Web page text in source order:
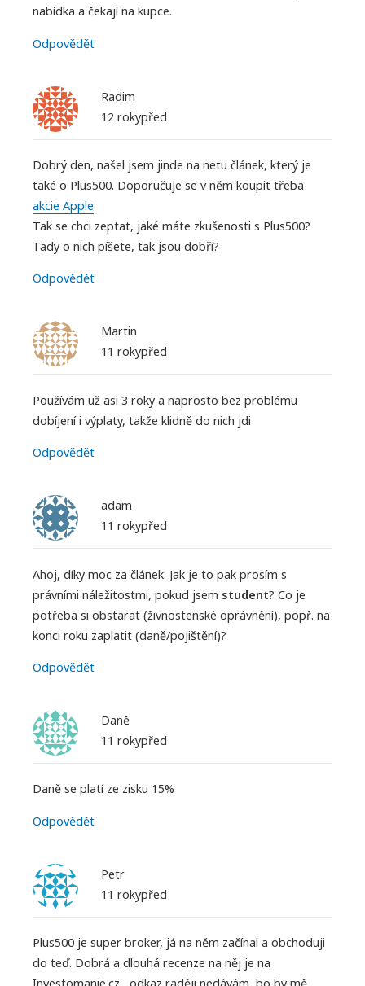
nabídka a čekají na kupce.
Odpovědět
Radim
12 rokypřed
Dobrý den, našel jsem jinde na netu článek, který je
také o Plus500. Doporučuje se v něm koupit třeba
akcie Apple
Tak se chci zeptat, jaké máte zkušenosti s Plus500?
Tady o nich píšete, tak jsou dobří?
Odpovědět
Martin
11 rokypřed
Používám už asi 3 roky a naprosto bez problému
dobíjení i výplaty, takže klidně do nich jdi
Odpovědět
adam
11 rokypřed
Ahoj, díky moc za článek. Jak je to pak prosím s
právními náležitostmi, pokud jsem student? Co je
potřeba si obstarat (živnostenské oprávnění), popř. na
konci roku zaplatit (daně/pojištění)?
Odpovědět
Daně
11 rokypřed
Daně se platí ze zisku 15%
Odpovědět
Petr
11 rokypřed
Plus500 je super broker, já na něm začínal a obchoduji
do teď. Dobrá a dlouhá recenze na něj je na